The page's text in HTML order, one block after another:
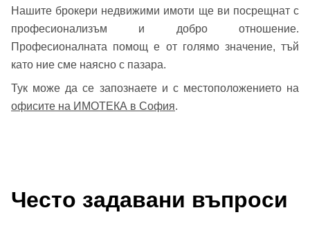
Нашите брокери недвижими имоти ще ви посрещнат с
професионализъм и добро отношение.
Професионалната помощ е от голямо значение, тъй
като ние сме наясно с пазара.
Тук може да се запознаете и с местоположението на
офисите на ИМОТЕКА в София.
Често задавани въпроси